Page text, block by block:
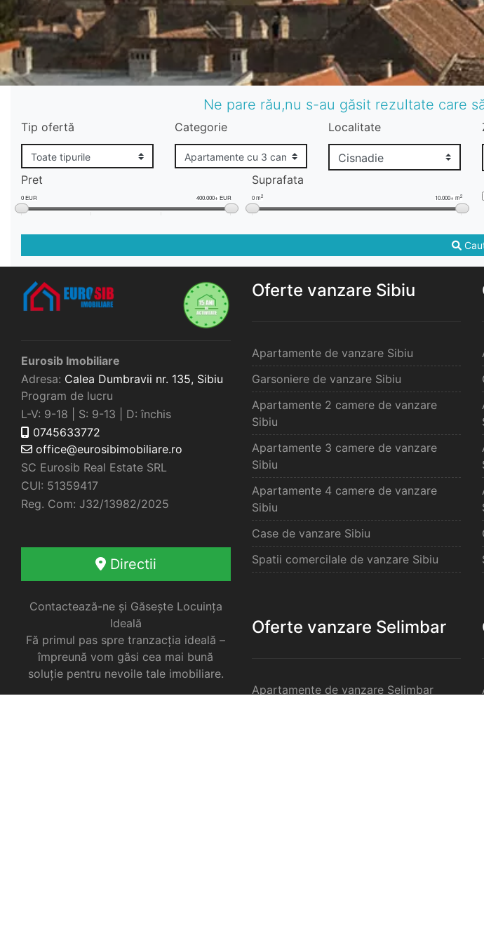
Ne pare rău,nu s-au găsit rezultate care
Tip ofertă Categorie Localitate
Pret
0 EUR 400.000+ EUR
Suprafata
0 m2 10.000+ m2
Eurosib Imobiliare
Adresa: Calea Dumbravii nr. 135, Sibiu
Program de lucru
L-V: 9-18 | S: 9-13 | D: închis
0745633772
office@eurosibimobiliare.ro
SC Eurosib Real Estate SRL
CUI: 51359417
Reg. Com: J32/13982/2025
Directii
Contactează-ne și Găsește Locuința
Ideală
Fă primul pas spre tranzacția ideală –
împreună vom găsi cea mai bună
soluție pentru nevoile tale imobiliare.
Oferte vanzare Sibiu
Apartamente de vanzare Sibiu
Garsoniere de vanzare Sibiu
Apartamente 2 camere de vanzare
Sibiu
Apartamente 3 camere de vanzare
Sibiu
Apartamente 4 camere de vanzare
Sibiu
Case de vanzare Sibiu
Spatii comercilale de vanzare Sibiu
Oferte vanzare Selimbar
Apartamente de vanzare Selimbar